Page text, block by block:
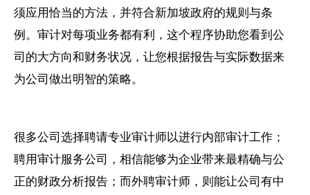
须应用恰当的方法，并符合新加坡政府的规则与条
例。审计对每项业务都有利，这个程序协助您看到公
司的大方向和财务状况，让您根据报告与实际数据来
为公司做出明智的策略。
很多公司选择聘请专业审计师以进行内部审计工作；
聘用审计服务公司，相信能够为企业带来最精确与公
正的财政分析报告；而外聘审计师，则能让公司有中